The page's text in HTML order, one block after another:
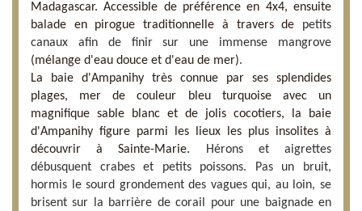
Madagascar. Accessible de préférence en 4x4, ensuite
balade en pirogue traditionnelle à travers de petits
canaux afin de finir sur une immense mangrove
(mélange d'eau douce et d'eau de mer).
La baie d'Ampanihy très connue par ses splendides
plages, mer de couleur bleu turquoise avec un
magnifique sable blanc et de jolis cocotiers, la baie
d'Ampanihy figure parmi les lieux les plus insolites à
découvrir à Sainte-Marie. Hérons et aigrettes
débusquent crabes et petits poissons. Pas un bruit,
hormis le sourd grondement des vagues qui, au loin, se
brisent sur la barrière de corail pour une baignade en